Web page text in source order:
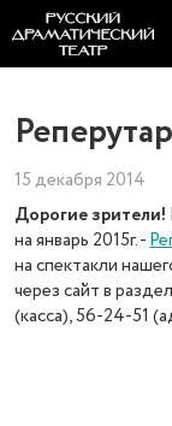
15 декабря 2014
Дорогие зрители!
на январь 2015г. -
на спектакли
через сайт в
(касса), 56-24-51